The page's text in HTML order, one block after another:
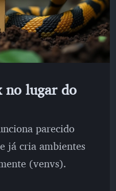
lugar do
parecido
já cria ambientes
(venvs).